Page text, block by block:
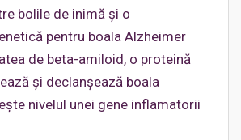
bolile de inimă și o
pentru boala Alzheimer
de beta-amiloid, o proteină
și declanșează boala
nivelul unei gene inflamatorii